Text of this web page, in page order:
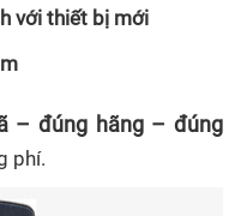
với thiết bị mới
– đúng hãng – đúng
phí.